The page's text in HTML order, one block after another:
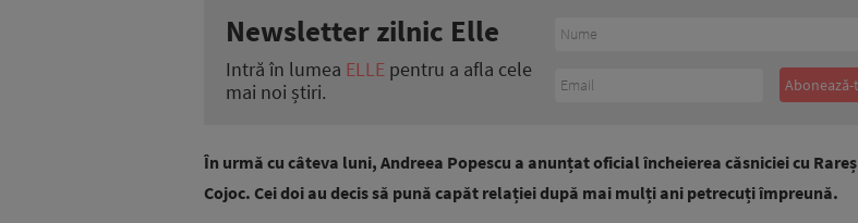
Newsletter zilnic Elle
Intră în lumea ELLE pentru a afla cele
mai noi știri.
În urmă cu câteva luni, Andreea Popescu a anunțat oficial încheierea căsniciei cu Rareș
Cojoc. Cei doi au decis să pună capăt relației după mai mulți ani petrecuți împreună.